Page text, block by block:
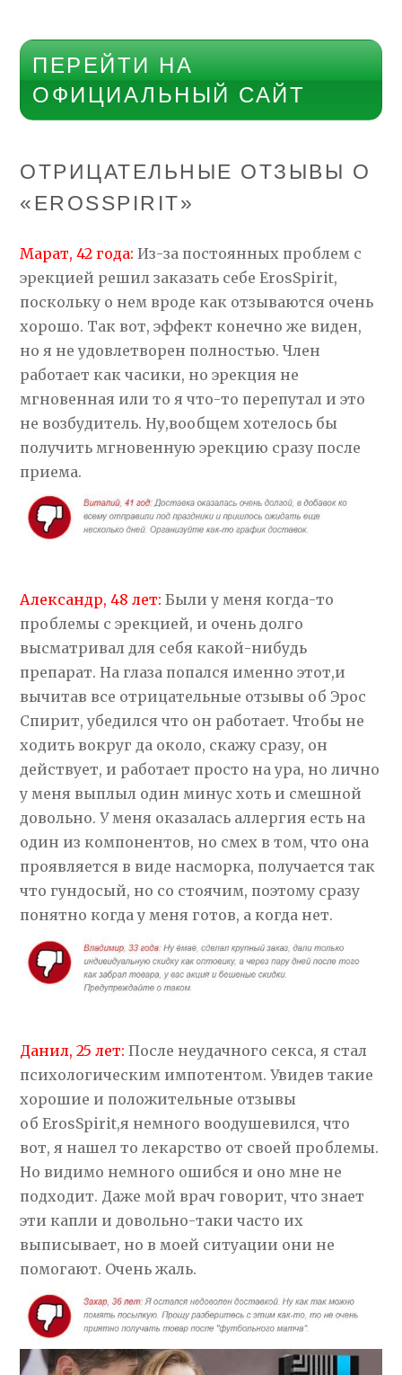
ПЕРЕЙТИ НА
ОФИЦИАЛЬНЫЙ САЙТ
ОТРИЦАТЕЛЬНЫЕ ОТЗЫВЫ О
«EROSSPIRIT»
Марат, 42 года:Из-за постоянных проблем с
эрекцией решил заказать себе ErosSpirit,
поскольку о нем вроде как отзываются очень
хорошо. Так вот, эффект конечно же виден,
но я не удовлетворен полностью. Член
работает как часики, но эрекция не
мгновенная или то я что-то перепутал и это
не возбудитель. Ну,вообщем хотелось бы
получить мгновенную эрекцию сразу после
приема.
Александр, 48 лет:Были у меня когда-то
проблемы с эрекцией, и очень долго
высматривал для себя какой-нибудь
препарат. На глаза попался именно этот,и
вычитав все отрицательные отзывы об Эрос
Спирит, убедился что он работает. Чтобы не
ходить вокруг да около, скажу сразу, он
действует, и работает просто на ура, но лично
у меня выплыл один минус хоть и смешной
довольно. У меня оказалась аллергия есть на
один из компонентов, но смех в том, что она
проявляется в виде насморка, получается так
что гундосый, но со стоячим, поэтому сразу
понятно когда у меня готов, а когда нет.
Данил, 25 лет:После неудачного секса, я стал
психологическим импотентом. Увидев такие
хорошие и положительные отзывы
об ErosSpirit,я немного воодушевился, что
вот, я нашел то лекарство от своей проблемы.
Но видимо немного ошибся и оно мне не
подходит. Даже мой врач говорит, что знает
эти капли и довольно-таки часто их
выписывает, но в моей ситуации они не
помогают. Очень жаль.